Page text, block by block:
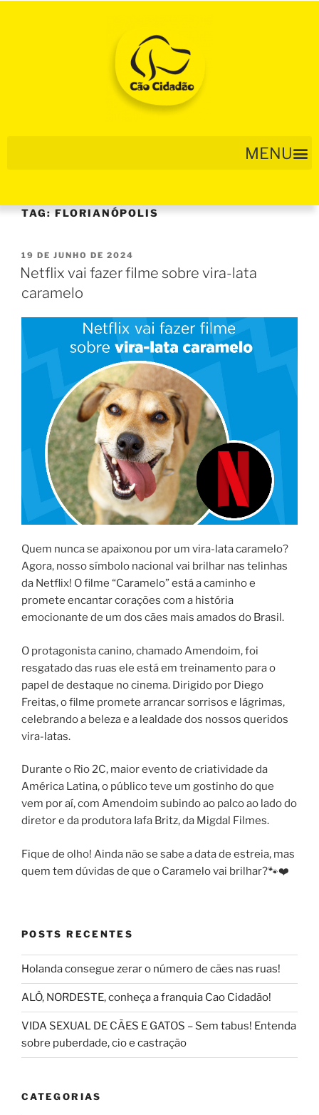
TAG:FLORIANÓPOLIS
19 DE JUNHO DE 2024
Netflix vai fazer filme sobre vira-lata
caramelo
Quem nunca se apaixonou por um vira-lata caramelo?
Agora, nosso símbolo nacional vai brilhar nas telinhas
da Netflix! O filme “Caramelo” está a caminho e
promete encantar corações com a história
emocionante de um dos cães mais amados do Brasil.
O protagonista canino, chamado Amendoim, foi
resgatado das ruas ele está em treinamento para o
papel de destaque no cinema. Dirigido por Diego
Freitas, o filme promete arrancar sorrisos e lágrimas,
celebrando a beleza e a lealdade dos nossos queridos
vira-latas.
Durante o Rio 2C, maior evento de criatividade da
América Latina, o público teve um gostinho do que
vem por aí, com Amendoim subindo ao palco ao lado do
diretor e da produtora Iafa Britz, da Migdal Filmes.
Fique de olho! Ainda não se sabe a data de estreia, mas
quem tem dúvidas de que o Caramelo vai brilhar?🐾❤️
POSTS RECENTES
Holanda consegue zerar o número de cães nas ruas!
ALÔ, NORDESTE, conheça a franquia Cao Cidadão!
VIDA SEXUAL DE CÃES E GATOS – Sem tabus! Entenda
sobre puberdade, cio e castração
CATEGORIAS